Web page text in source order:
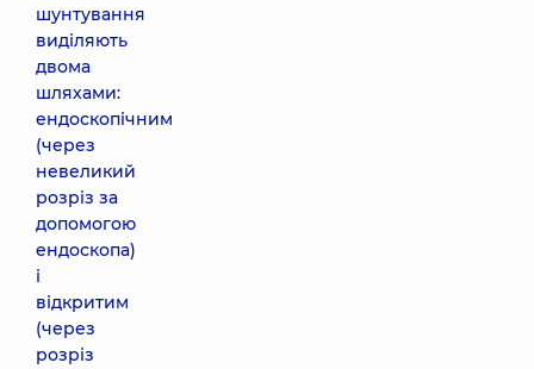
шунтування
виділяють
двома
шляхами:
ендоскопічним
(через
невеликий
розріз за
допомогою
ендоскопа)
і
відкритим
(через
розріз